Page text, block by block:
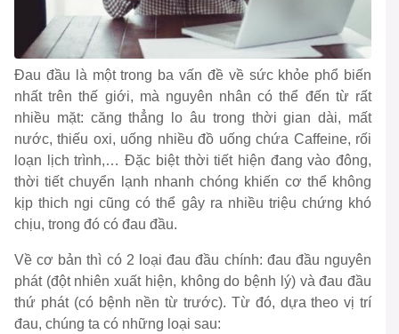
Đau đầu là một trong ba vấn đề về sức khỏe phổ biến
nhất trên thế giới, mà nguyên nhân có thể đến từ rất
nhiều mặt: căng thẳng lo âu trong thời gian dài, mất
nước, thiếu oxi, uống nhiều đồ uống chứa Caffeine, rối
loạn lịch trình,… Đặc biệt thời tiết hiện đang vào đông,
thời tiết chuyển lạnh nhanh chóng khiến cơ thể không
kịp thich ngi cũng có thể gây ra nhiều triệu chứng khó
chịu, trong đó có đau đầu.
Về cơ bản thì có 2 loại đau đầu chính: đau đầu nguyên
phát (đột nhiên xuất hiện, không do bệnh lý) và đau đầu
thứ phát (có bệnh nền từ trước). Từ đó, dựa theo vị trí
đau, chúng ta có những loại sau: